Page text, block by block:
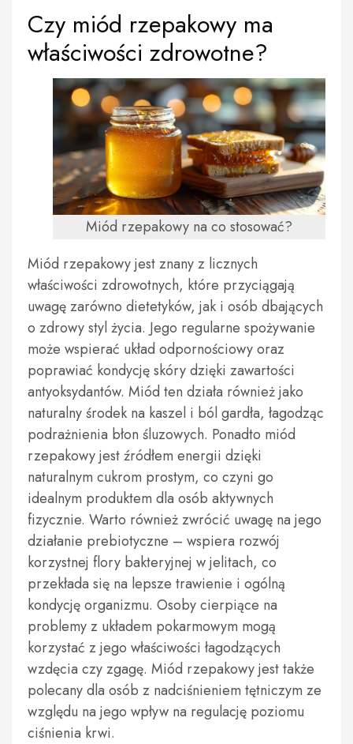
Czy miód rzepakowy ma
właściwości zdrowotne?
Miód rzepakowy na co stosować?
Miód rzepakowy jest znany z licznych
właściwości zdrowotnych, które przyciągają
uwagę zarówno dietetyków, jak i osób dbających
o zdrowy styl życia. Jego regularne spożywanie
może wspierać układ odpornościowy oraz
poprawiać kondycję skóry dzięki zawartości
antyoksydantów. Miód ten działa również jako
naturalny środek na kaszel i ból gardła, łagodząc
podrażnienia błon śluzowych. Ponadto miód
rzepakowy jest źródłem energii dzięki
naturalnym cukrom prostym, co czyni go
idealnym produktem dla osób aktywnych
fizycznie. Warto również zwrócić uwagę na jego
działanie prebiotyczne – wspiera rozwój
korzystnej flory bakteryjnej w jelitach, co
przekłada się na lepsze trawienie i ogólną
kondycję organizmu. Osoby cierpiące na
problemy z układem pokarmowym mogą
korzystać z jego właściwości łagodzących
wzdęcia czy zgagę. Miód rzepakowy jest także
polecany dla osób z nadciśnieniem tętniczym ze
względu na jego wpływ na regulację poziomu
ciśnienia krwi.